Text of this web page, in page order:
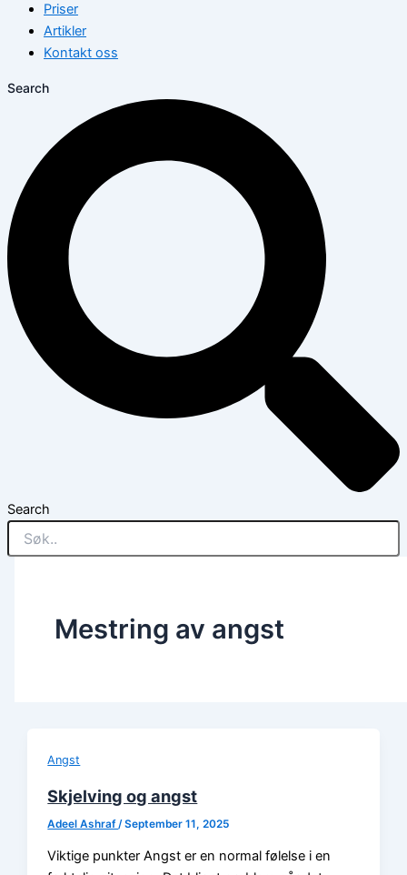
Priser
Artikler
Kontakt oss
Search
Search
Mestring av angst
Angst
Skjelving og angst
Adeel Ashraf /September 11, 2025
Viktige punkter Angst er en normal følelse i en